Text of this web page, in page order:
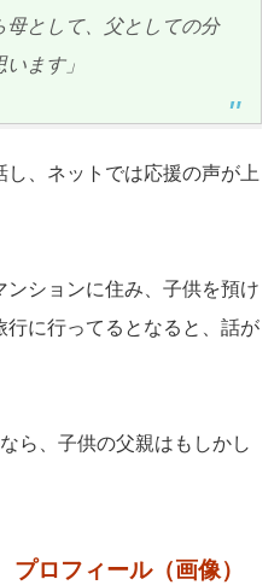
母として、父としての分
ます」
、ネットでは応援の声が上
ンションに住み、子供を預け
に行ってるとなると、話が
ら、子供の父親はもしかし
ロフィール（画像）